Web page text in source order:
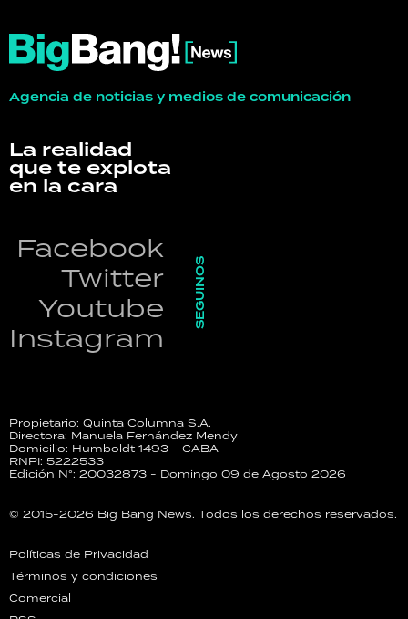
Agencia de noticias y medios de comunicación
La realidad
que te explota
en la cara
Facebook
Twitter
Youtube
Instagram
SEGUINOS
Propietario: Quinta Columna S.A.
Directora: Manuela Fernández Mendy
Domicilio: Humboldt 1493 - CABA
RNPI: 5222533
Edición N°: 20032873 - Domingo 09 de Agosto 2026
© 2015-2026 Big Bang News. Todos los derechos reservados.
Políticas de Privacidad
Términos y condiciones
Comercial